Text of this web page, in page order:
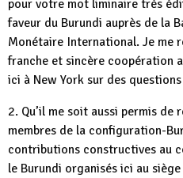
pour votre mot liminaire très
faveur du Burundi auprès de la
Monétaire International. Je me
franche et sincère coopération
ici à New York sur des
2. Qu’il me soit aussi permis de
membres de la configuration-
contributions constructives au
le Burundi organisés ici au